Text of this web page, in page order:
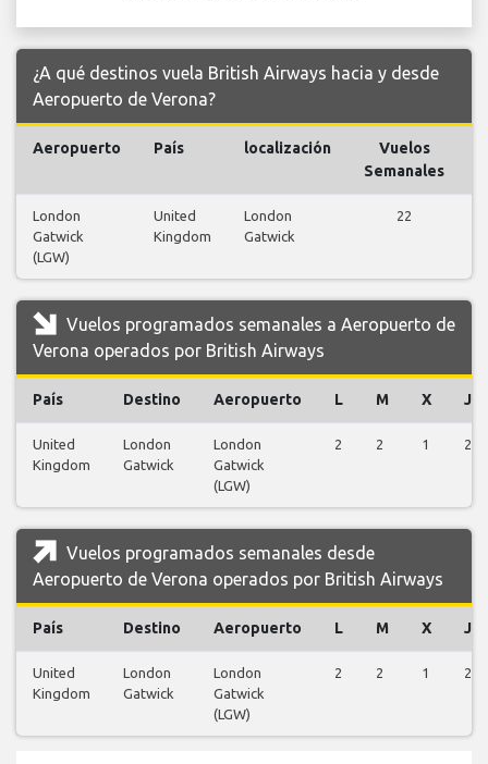
¿A qué destinos vuela British Airways hacia y desde
Aeropuerto de Verona?
Aeropuerto País localización
Vuelos
Semanales
London
Gatwick
(LGW)
United
Kingdom
London
Gatwick
22
Vuelos programados semanales a Aeropuerto de
Verona operados por British Airways
País Destino Aeropuerto L M X J
United
Kingdom
London
Gatwick
London
Gatwick
(LGW)
2 2 1 2
Vuelos programados semanales desde
Aeropuerto de Verona operados por British Airways
País Destino Aeropuerto L M X J
United
Kingdom
London
Gatwick
London
Gatwick
(LGW)
2 2 1 2